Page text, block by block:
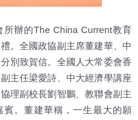
辦的The China Current教育
。全國政協副主席董建華、中
別致賀信。全國人大常委會香
主任梁愛詩、中大經濟學講座
理副校長劉智鵬、教聯會副主
賓。董建華稱，一生最大的願